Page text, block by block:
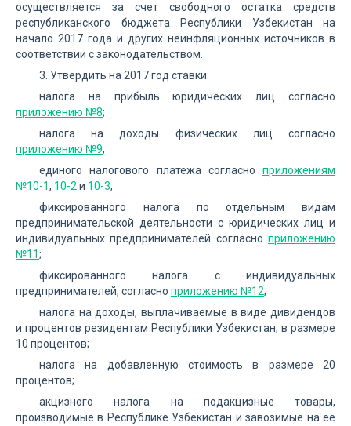
осуществляется за счет свободного остатка средств
республиканского бюджета Республики Узбекистан на
начало 2017 года и других неинфляционных источников в
соответствии с законодательством.
3. Утвердить на 2017 год ставки:
налога на прибыль юридических лиц согласно
приложению №8;
налога на доходы физических лиц согласно
приложению №9;
единого налогового платежа согласно приложениям
№10-1, 10-2 и 10-3;
фиксированного налога по отдельным видам
предпринимательской деятельности с юридических лиц и
индивидуальных предпринимателей согласно приложению
№11;
фиксированного налога с индивидуальных
предпринимателей, согласно приложению №12;
налога на доходы, выплачиваемые в виде дивидендов
и процентов резидентам Республики Узбекистан, в размере
10 процентов;
налога на добавленную стоимость в размере 20
процентов;
акцизного налога на подакцизные товары,
производимые в Республике Узбекистан и завозимые на ее